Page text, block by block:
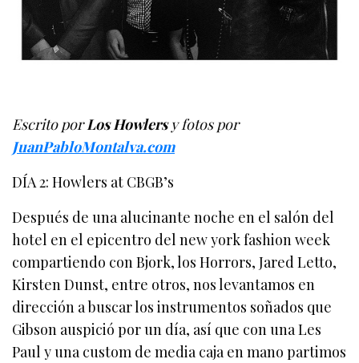
Escrito porLos Howlersy fotos por
JuanPabloMontalva.com
DÍA 2: Howlers at CBGB’s
Después de una alucinante noche en el salón del
hotel en el epicentro del new york fashion week
compartiendo con Bjork, los Horrors, Jared Letto,
Kirsten Dunst, entre otros, nos levantamos en
dirección a buscar los instrumentos soñados que
Gibson auspició por un día, así que con una Les
Paul y una custom de media caja en mano partimos